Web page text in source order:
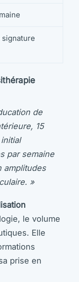
signature
de
15
par semaine
amplitudes
»
le volume
Elle
prise en